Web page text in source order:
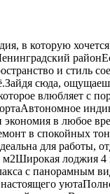
в которую
и стиль
сюда,
влюбляет с
в любое
в спокойных
для работы,
лоджия 4
с панорамным